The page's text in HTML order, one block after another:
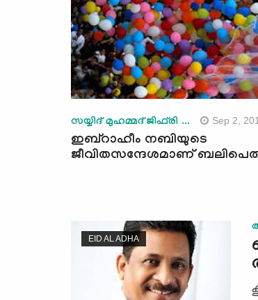
സയ്യിദ് മുഹമ്മദ് ജിഫ്‌രി ... Sep 2,
ഇബ്‌റാഹീം നബിയുടെ
ജീവിതസന്ദേശമാണ്
EID AL ADHA